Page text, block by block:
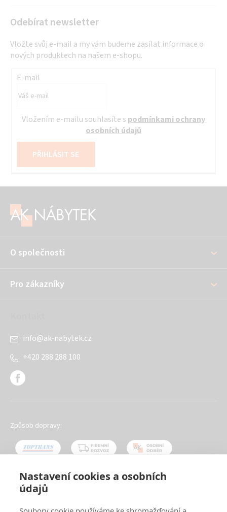
Nastavení cookies a osobních
údajů
Odebírat newsletter
Vložte svůj e-mail a my vám budeme zasílat informace o
nových produktech na našem e-shopu.
E-mail
Vložením e-mailu souhlasíte s podmínkami ochrany
osobních údajů
PŘIHLÁSIT SE
O společnosti
Pro zákazníky
info@ak-nabytek.cz
+420 288 288 100
Způsob dopravy: